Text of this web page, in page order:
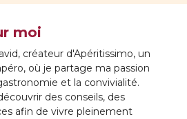
moi
créateur d'Apéritissimo, un
où je partage ma passion
et la convivialité.
des conseils, des
afin de vivre pleinement